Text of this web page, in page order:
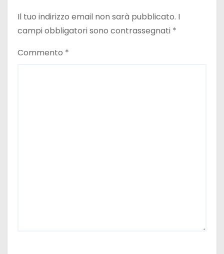
Il tuo indirizzo email non sarà pubblicato. I
campi obbligatori sono contrassegnati *
Commento *